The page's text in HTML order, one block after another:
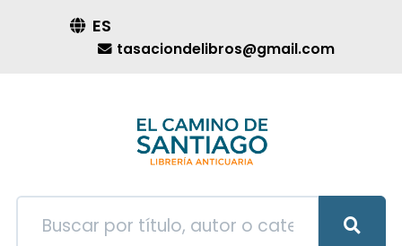
ES
tasaciondelibros@gmail.com